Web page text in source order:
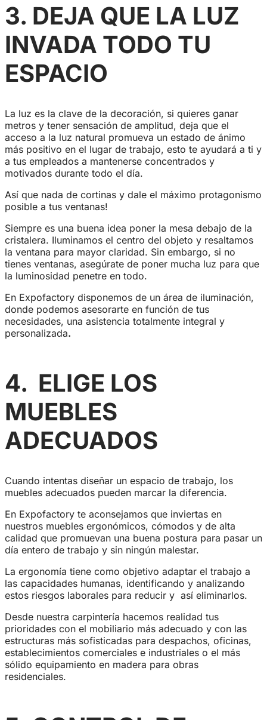
3. DEJA QUE LA LUZ
INVADA TODO TU
ESPACIO
La luz es la clave de la decoración, si quieres ganar
metros y tener sensación de amplitud, deja que el
acceso a la luz natural promueva un estado de ánimo
más positivo en el lugar de trabajo, esto te ayudará a ti y
a tus empleados a mantenerse concentrados y
motivados durante todo el día.
Así que nada de cortinas y dale el máximo protagonismo
posible a tus ventanas!
Siempre es una buena idea poner la mesa debajo de la
cristalera. Iluminamos el centro del objeto y resaltamos
la ventana para mayor claridad. Sin embargo, si no
tienes ventanas, asegúrate de poner mucha luz para que
la luminosidad penetre en todo.
En Expofactory disponemos de un área de iluminación,
donde podemos asesorarte en función de tus
necesidades, una asistencia totalmente integral y
personalizada.
4. ELIGE LOS
MUEBLES
ADECUADOS
Cuando intentas diseñar un espacio de trabajo, los
muebles adecuados pueden marcar la diferencia.
En Expofactory te aconsejamos que inviertas en
nuestros muebles ergonómicos, cómodos y de alta
calidad que promuevan una buena postura para pasar un
día entero de trabajo y sin ningún malestar.
La ergonomía tiene como objetivo adaptar el trabajo a
las capacidades humanas, identificando y analizando
estos riesgos laborales para reducir y así eliminarlos.
Desde nuestra carpintería hacemos realidad tus
prioridades con el mobiliario más adecuado y con las
estructuras más sofisticadas para despachos, oficinas,
establecimientos comerciales e industriales o el más
sólido equipamiento en madera para obras
residenciales.